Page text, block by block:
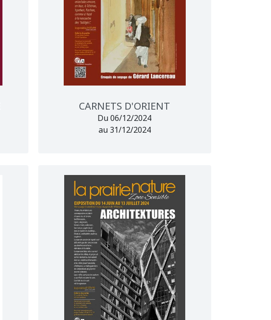
CARNETS D'ORIENT
Du 06/12/2024
au 31/12/2024